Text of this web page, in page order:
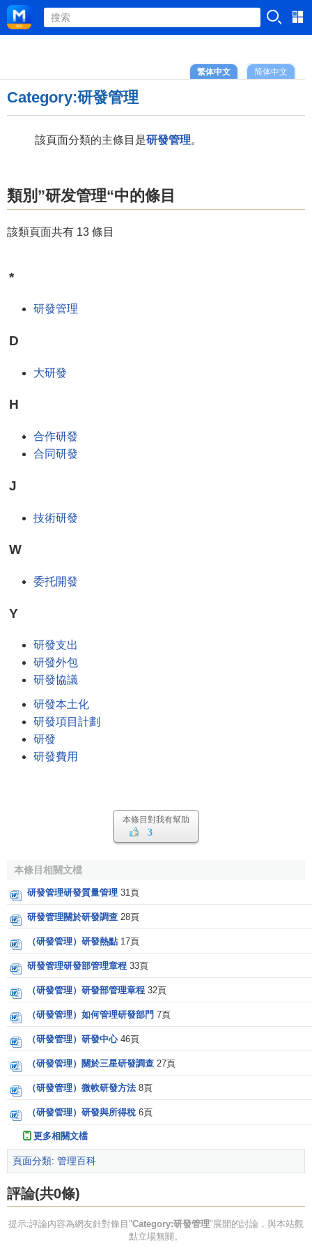
简体中文
繁体中文
Category:研發管理
該頁面分類的主條目是研發管理。
類別”研发管理“中的條目
該類頁面共有 13 條目
*
研發管理
D
大研發
H
合作研發
合同研發
J
技術研發
W
委托開發
Y
研發支出
研發外包
研發協議
研發本土化
研發項目計劃
研發
研發費用
本條目對我有幫助
3
本條目相關文檔
研發管理研發質量管理 31頁
研發管理關於研發調查 28頁
（研發管理）研發熱點 17頁
研發管理研發部管理章程 33頁
（研發管理）研發部管理章程 32頁
（研發管理）如何管理研發部門 7頁
（研發管理）研發中心 46頁
（研發管理）關於三星研發調查 27頁
（研發管理）微軟研發方法 8頁
（研發管理）研發與所得稅 6頁
更多相關文檔
頁面分類: 管理百科
評論(共0條)
提示:評論內容為網友針對條目"Category:研發管理"展開的討論，與本站觀
點立場無關。